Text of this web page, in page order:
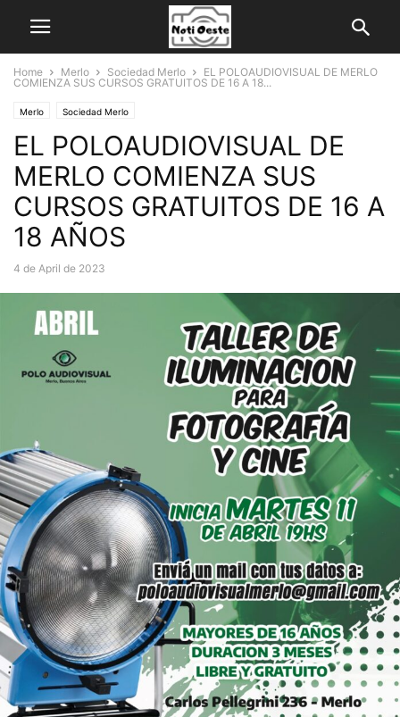
Home Merlo Sociedad Merlo
EL POLOAUDIOVISUAL DE MERLO
COMIENZA SUS CURSOS GRATUITOS DE 16 A 18...
Merlo Sociedad Merlo
EL POLOAUDIOVISUAL DE
MERLO COMIENZA SUS
CURSOS GRATUITOS DE 16 A
18 AÑOS
4 de April de 2023